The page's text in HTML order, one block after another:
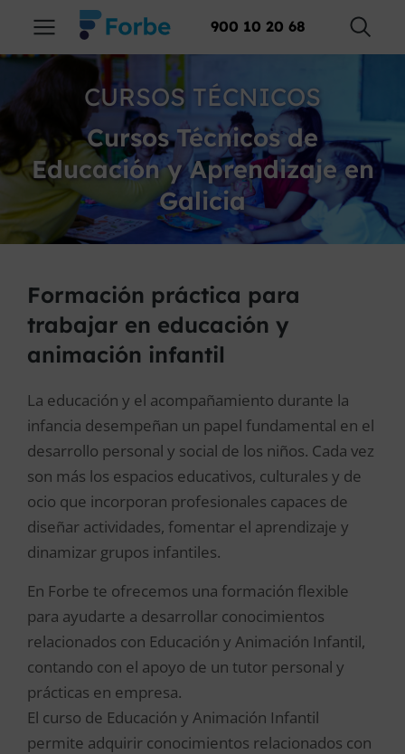
900 10 20 68
CURSOS TÉCNICOS
Cursos Técnicos de
Educación y Aprendizaje en
Galicia
Formación práctica para
trabajar en educación y
animación infantil
La educación y el acompañamiento durante la
infancia desempeñan un papel fundamental en el
desarrollo personal y social de los niños. Cada vez
son más los espacios educativos, culturales y de
ocio que incorporan profesionales capaces de
diseñar actividades, fomentar el aprendizaje y
dinamizar grupos infantiles.
En Forbe te ofrecemos una formación flexible
para ayudarte a desarrollar conocimientos
relacionados con Educación y Animación Infantil,
contando con el apoyo de un tutor personal y
prácticas en empresa.
El curso de Educación y Animación Infantil
permite adquirir conocimientos relacionados con